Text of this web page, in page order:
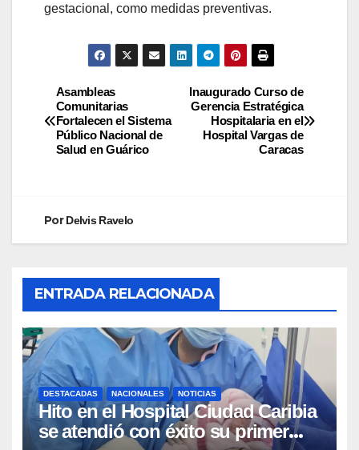
gestacional, como medidas preventivas.
Inaugurado Curso de
Gerencia Estratégica
Hospitalaria en el
Hospital Vargas de
Caracas
Asambleas
Comunitarias
Fortalecen el Sistema
Público Nacional de
Salud en Guárico
PorDelvis Ravelo
ENTRADA RELACIONADA
DESTACADAS NACIONALES NOTICIAS
Hito en el Hospital Ciudad Caribia
se atendió con éxito su primer